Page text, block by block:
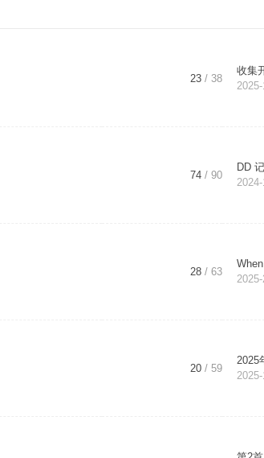
23 / 38
收集
74 / 90
DD
28 / 63
20 / 59